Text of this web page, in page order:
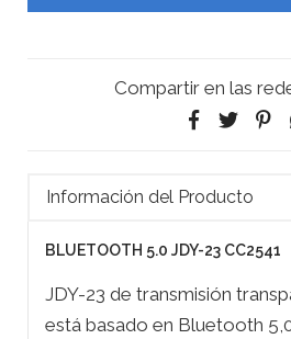
Compartir en las
Información del Producto
BLUETOOTH 5.0 JDY-23 CC2541
JDY-23 de transmisión
está basado en Bluetooth